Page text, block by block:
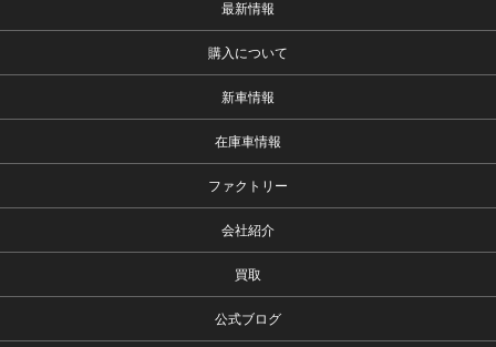
最新情報
購入について
新車情報
在庫車情報
ファクトリー
会社紹介
買取
公式ブログ